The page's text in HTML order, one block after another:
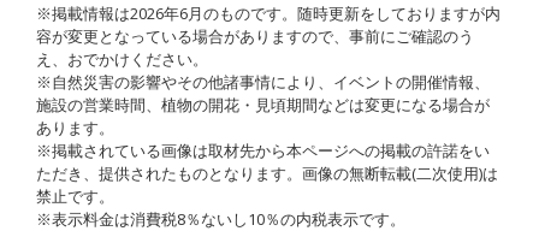
※掲載情報は2026年6月のものです。随時更新をしておりますが内
容が変更となっている場合がありますので、事前にご確認のう
え、おでかけください。
※自然災害の影響やその他諸事情により、イベントの開催情報、
施設の営業時間、植物の開花・見頃期間などは変更になる場合が
あります。
※掲載されている画像は取材先から本ページへの掲載の許諾をい
ただき、提供されたものとなります。画像の無断転載(二次使用)は
禁止です。
※表示料金は消費税8％ないし10％の内税表示です。